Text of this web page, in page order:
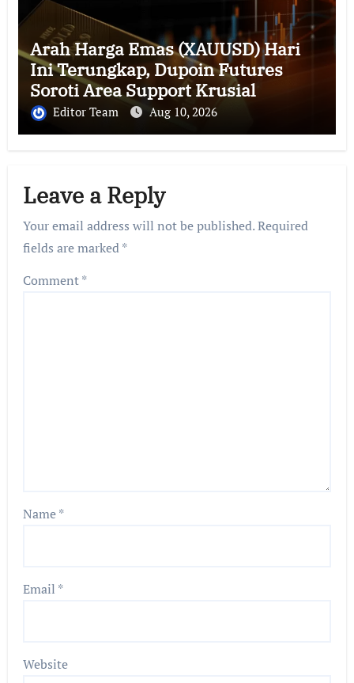
Arah Harga Emas (XAUUSD) Hari
Ini Terungkap, Dupoin Futures
Soroti Area Support Krusial
Editor Team Aug 10, 2026
Leave a Reply
Your email address will not be published.Required
fields are marked*
Comment*
Name*
Email *
Website